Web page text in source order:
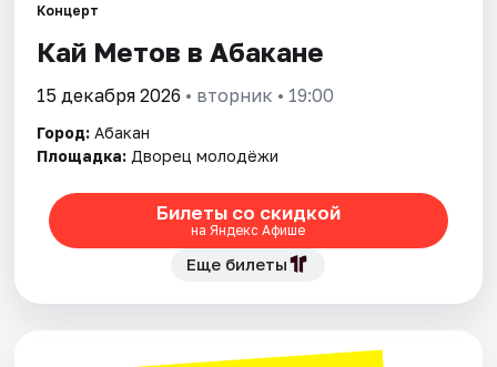
Концерт
Кай Метов в Абакане
15 декабря 2026 • вторник • 19:00
Город: Абакан
Площадка: Дворец молодёжи
Билеты со скидкой
на Яндекс Афише
Еще билеты